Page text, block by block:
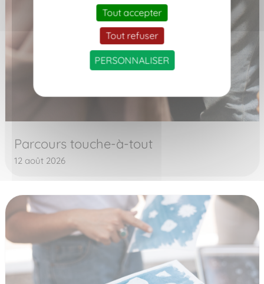
Parcours touche-à-tout
12 août 2026
Tout accepter
Tout refuser
PERSONNALISER